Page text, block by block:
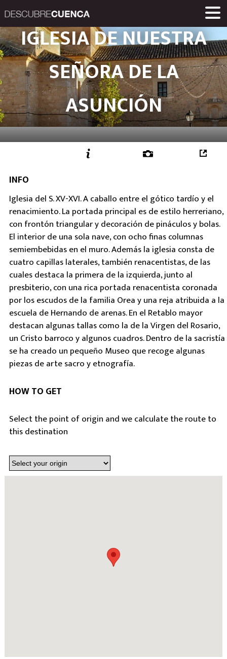
Descubre
HOME
ROUTES
PLACES AND VILLAGES
LINKS
MUSEUMS
Una iniciativa de
Diputación
IGLESIA DE NUESTRA
SEÑORA DE LA
ASUNCIÓN
INFO
Iglesia del S. XV-XVI. A caballo entre el gótico tardío y el
renacimiento. La portada principal es de estilo herreriano,
con frontón triangular y decoración de pináculos y bolas.
El interior de una sola nave, con ocho finas columnas
semiembebidas en el muro. Además la iglesia consta de
cuatro capillas laterales, también renacentistas, de las
cuales destaca la primera de la izquierda, junto al
presbiterio, con una rica portada renacentista coronada
por los escudos de la familia Orea y una reja atribuida a la
escuela de Hernando de arenas. En el Retablo mayor
destacan algunas tallas como la de la Virgen del Rosario,
un Cristo barroco y algunos cuadros. Dentro de la sacristía
se ha creado un pequeño Museo que recoge algunas
piezas de arte sacro y etnografía.
HOW TO GET
Select the point of origin and we calculate the route to
this destination